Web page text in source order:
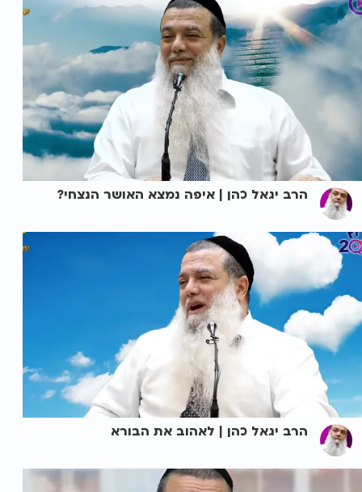
הרב יגאל כהן | איפה נמצא האושר הנצחי?
הרב יגאל כהן | לאהוב את הבורא